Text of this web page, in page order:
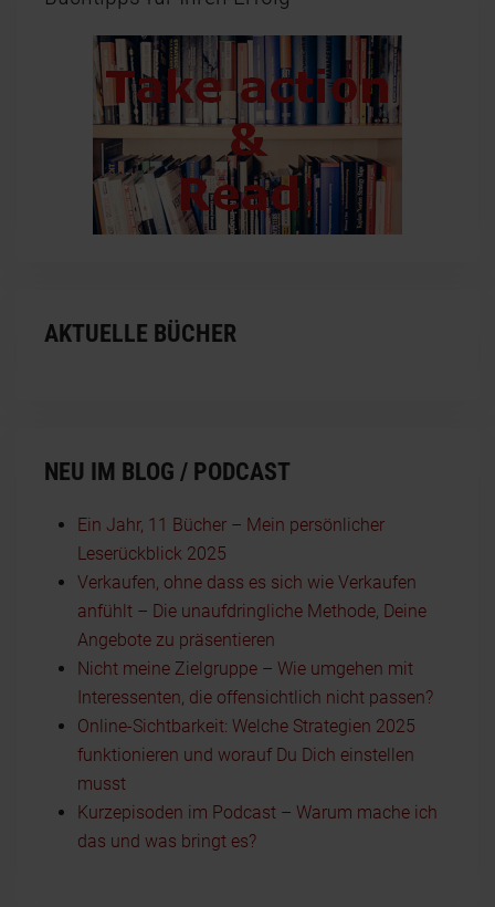
AKTUELLE BÜCHER
NEU IM BLOG / PODCAST
Ein Jahr, 11 Bücher – Mein persönlicher
Leserückblick 2025
Verkaufen, ohne dass es sich wie Verkaufen
anfühlt – Die unaufdringliche Methode, Deine
Angebote zu präsentieren
Nicht meine Zielgruppe – Wie umgehen mit
Interessenten, die offensichtlich nicht passen?
Online-Sichtbarkeit: Welche Strategien 2025
funktionieren und worauf Du Dich einstellen
musst
Kurzepisoden im Podcast – Warum mache ich
das und was bringt es?